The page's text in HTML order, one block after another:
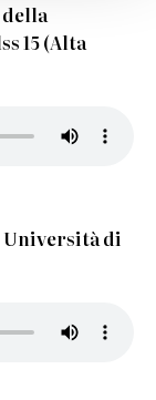
della
15 (Alta
Università di